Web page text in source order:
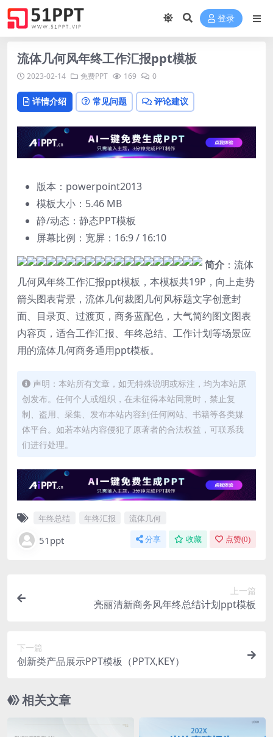
登录
流体几何风年终工作汇报ppt模板
2023-02-14 免费PPT 169 0
详情介绍 常见问题 评论建议
版本：powerpoint2013
模板大小： 5.46 MB
静/动态：静态PPT模板
屏幕比例：宽屏：16:9 / 16:10
简介 ：流体
几何风年终工作汇报ppt模板，本模板共19P，向上走势
箭头图表背景，流体几何裁图几何风标题文字创意封
面、目录页、过渡页，商务蓝配色，大气简约图文图表
内容页，适合工作汇报、年终总结、工作计划等场景应
用的流体几何商务通用ppt模板。
声明：本站所有文章，如无特殊说明或标注，均为本站原
创发布。任何个人或组织，在未征得本站同意时，禁止复
制、盗用、采集、发布本站内容到任何网站、书籍等各类媒
体平台。如若本站内容侵犯了原著者的合法权益，可联系我
们进行处理。
年终总结 年终汇报 流体几何
51ppt 分享 收藏 点赞(0)
上一篇
亮丽清新商务风年终总结计划ppt模板
下一篇
创新类产品展示PPT模板（PPTX,KEY）
相关文章